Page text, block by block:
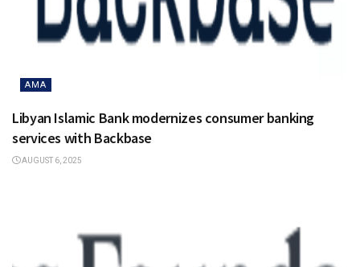
AMA
Libyan Islamic Bank modernizes consumer banking
services with Backbase
AUGUST 6, 2025